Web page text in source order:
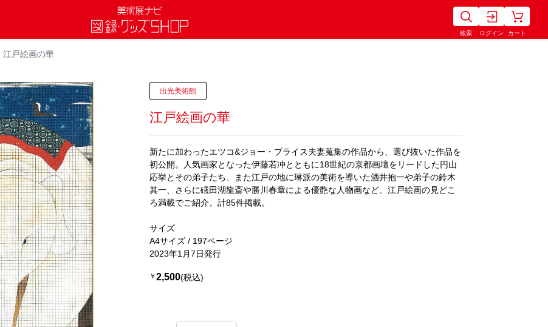
検索 ログイン カート
江戸絵画の華
出光美術館
江戸絵画の華
新たに加わったエツコ&ジョー・プライス夫妻蒐集の作品から、選び抜いた作品を
初公開。人気画家となった伊藤若冲とともに18世紀の京都画壇をリードした円山
応挙とその弟子たち、また江戸の地に琳派の美術を導いた酒井抱一や弟子の鈴木
其一、さらに礒田湖龍斎や勝川春章による優艶な人物画など、江戸絵画の見どこ
ろ満載でご紹介。計85件掲載。
サイズ
A4サイズ / 197ページ
2023年1月7日発行
￥2,500(税込)